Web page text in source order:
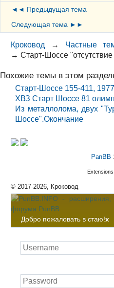
◄◄ Предыдущая тема
Следующая тема ►►
Кроковод → Частные
→Старт-Шоссе
Похожие темы в этом
Старт-Шоссе 155-411, 1977
ХВЗ Старт Шоссе 81
Из металлолома, двух
Шоссе".Окончание
PanBB
Extensions
© 2017-2026, Кроковод
Добро пожаловать в стаю!x